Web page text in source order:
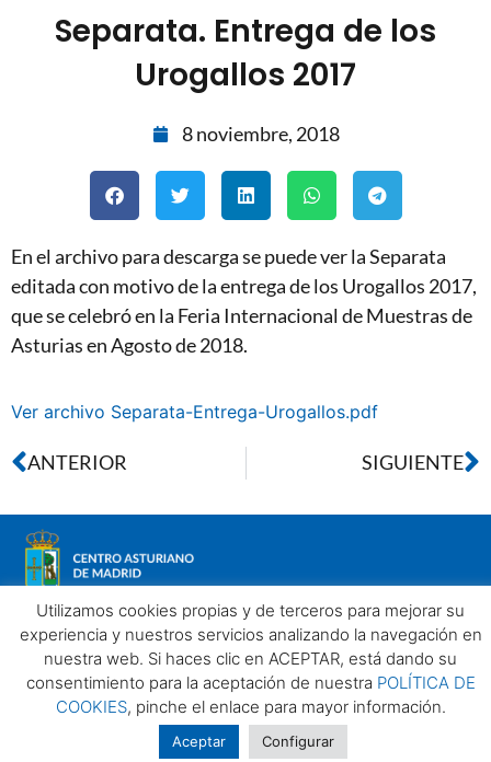
Separata. Entrega de los
Urogallos 2017
8 noviembre, 2018
En el archivo para descarga se puede ver la Separata
editada con motivo de la entrega de los Urogallos 2017,
que se celebró en la Feria Internacional de Muestras de
Asturias en Agosto de 2018.
Ver archivo Separata-Entrega-Urogallos.pdf
ANTERIOR SIGUIENTE
Aviso legalPolítica de privacidadPolítica de Cookies
Centro Asturiano de Madrid. Todos los derechos reservados
2025©
Utilizamos cookies propias y de terceros para mejorar su
experiencia y nuestros servicios analizando la navegación en
nuestra web. Si haces clic en ACEPTAR, está dando su
consentimiento para la aceptación de nuestra POLÍTICA DE
COOKIES, pinche el enlace para mayor información.
Aceptar Configurar